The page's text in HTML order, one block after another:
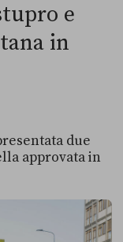
e
in
due
approvata in